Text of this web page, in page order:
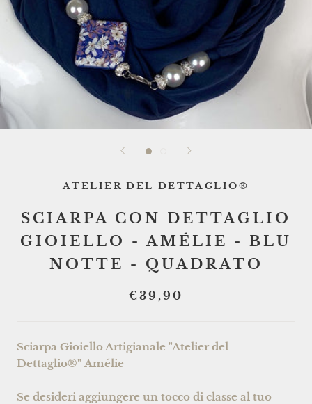
ATELIER DEL DETTAGLIO®
SCIARPA CON DETTAGLIO
GIOIELLO - AMÉLIE - BLU
NOTTE - QUADRATO
€39,90
Sciarpa Gioiello Artigianale "Atelier del
Dettaglio®" Amélie
Se desideri aggiungere un tocco di classe al tuo